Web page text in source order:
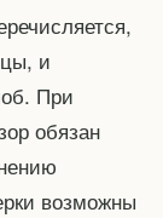
и
При
обязан
возможны